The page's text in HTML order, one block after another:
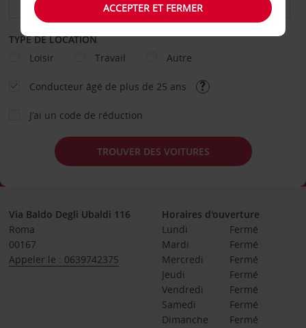
TYPE DE LOCATION
Loisir
Travail Autre
Conducteur âgé de plus de 25 ans
J’ai un code de réduction
TROUVER DES VOITURES
Via Baldo Degli Ubaldi 116
Roma
00167
Appeler le : 0639742375
Horaires d'ouverture
Lundi
Fermé
Mardi
Fermé
Mercredi
Fermé
Jeudi
Fermé
Vendredi
Fermé
Samedi
Fermé
Dimanche
Fermé
ACCEPTER ET FERMER